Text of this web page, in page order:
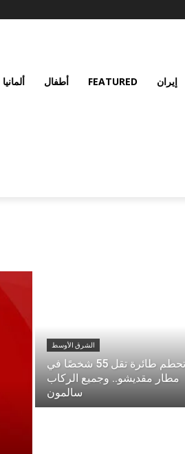
إيران FEATURED أطفال ألمانيا
الشرق الأوسط
تحطم طائرة تقل 55 شخصًا في
مطار مقديشو.. وجميع الركاب
سالمون